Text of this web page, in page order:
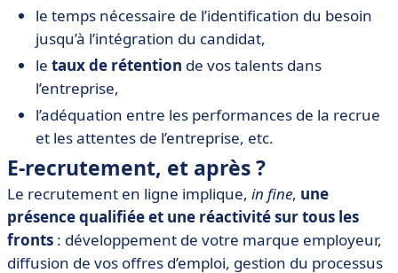
le temps nécessaire de l’identification du besoin
jusqu’à l’intégration du candidat,
le taux de rétention de vos talents dans
l’entreprise,
l’adéquation entre les performances de la recrue
et les attentes de l’entreprise, etc.
E-recrutement, et après ?
Le recrutement en ligne implique, in fine, une
présence qualifiée et une réactivité sur tous les
fronts : développement de votre marque employeur,
diffusion de vos offres d’emploi, gestion du processus